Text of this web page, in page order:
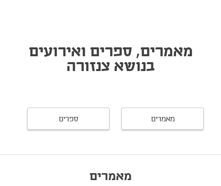
מאמרים, ספרים ואירועים
בנושא צנזורה
מאמרים ספרים
מאמרים